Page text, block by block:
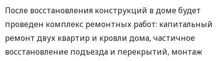
После восстановления конструкций в доме будет
проведен комплекс ремонтных работ: капитальный
ремонт двух квартир и кровли дома, частичное
восстановление подъезда и перекрытий, монтаж